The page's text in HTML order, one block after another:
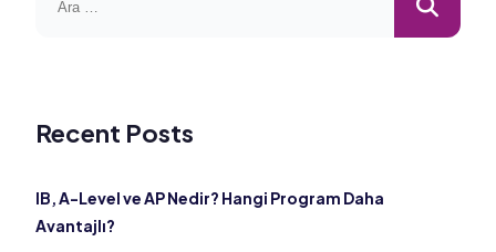
Recent Posts
IB, A-Level ve AP Nedir? Hangi Program Daha
Avantajlı?